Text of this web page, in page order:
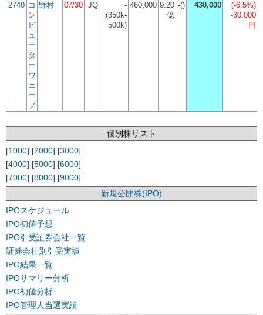
2740 コ
ン
ピ
ュ
ー
タ
ー
ウ
ェ
ー
ブ
野村 07/30 JQ
-
(350k-
500k)
460,000 9.20
億
-() 430,000 (-6.5%)
-30,000
円
個別株リスト
[1000] [2000] [3000]
[4000] [5000] [6000]
[7000] [8000] [9000]
新規公開株(IPO)
IPOスケジュール
IPO初値予想
IPO引受証券会社一覧
証券会社別引受実績
IPO結果一覧
IPOサマリー分析
IPO初値分析
IPO管理人当選実績